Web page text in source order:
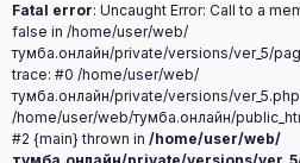
Fatal error: Uncaught Error: Call to a
false in /home/user/web/
тумба.онлайн/private/versions/ver_5/
trace: #0 /home/user/web/
тумба.онлайн/private/versions/
/home/user/web/тумба.онлайн/
#2 {main} thrown in /home/user/web/